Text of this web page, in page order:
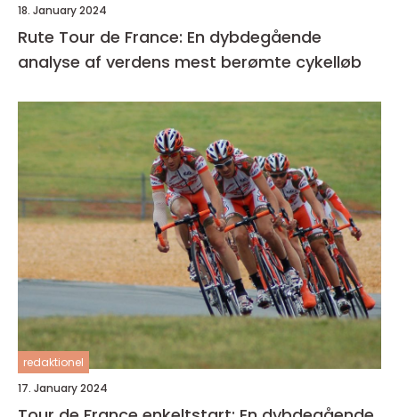
18. January 2024
Rute Tour de France: En dybdegående
analyse af verdens mest berømte cykelløb
redaktionel
17. January 2024